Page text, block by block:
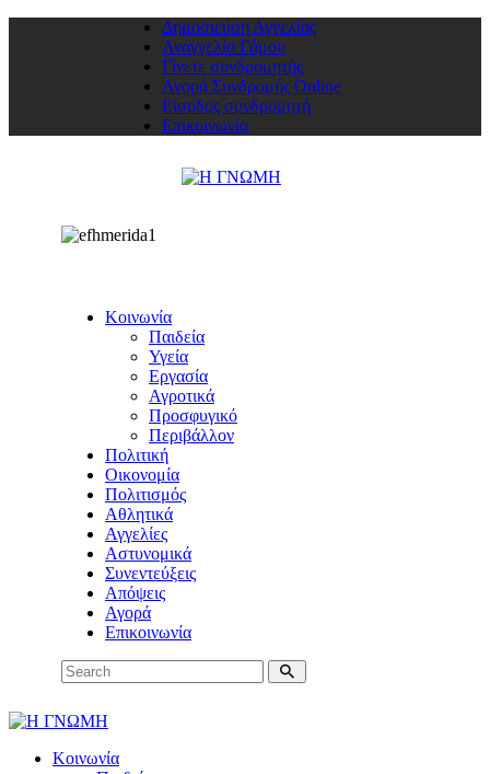
Δημοσιεύση Αγγελίας
Αναγγελία Γάμου
Γίνετε συνδρομητής
Αγορά Συνδρομής Online
Είσοδος συνδρομητή
Επικοινωνία
Κοινωνία
Παιδεία
Υγεία
Εργασία
Αγροτικά
Προσφυγικό
Περιβάλλον
Πολιτική
Οικονομία
Πολιτισμός
Αθλητικά
Αγγελίες
Αστυνομικά
Συνεντεύξεις
Απόψεις
Αγορά
Επικοινωνία
Κοινωνία